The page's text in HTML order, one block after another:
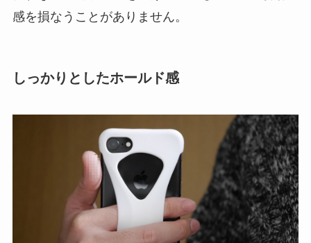
感を損なうことがありません。
しっかりとしたホールド感